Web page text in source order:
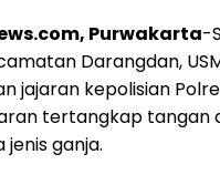
Purwakarta-
Darangdan,
jajaran kepolisian
tertangkap tangan
ganja.